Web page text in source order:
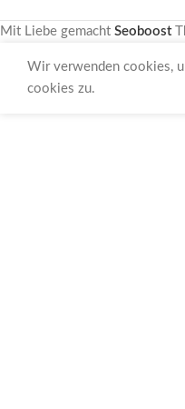
Mit Liebe gemacht Seoboost
Wir verwenden cookies,
cookies zu.